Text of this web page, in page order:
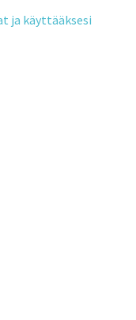
ja käyttääksesi